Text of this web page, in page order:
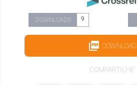
DOWNLOADS 9
DOWNLOAD
COMPARTILHE